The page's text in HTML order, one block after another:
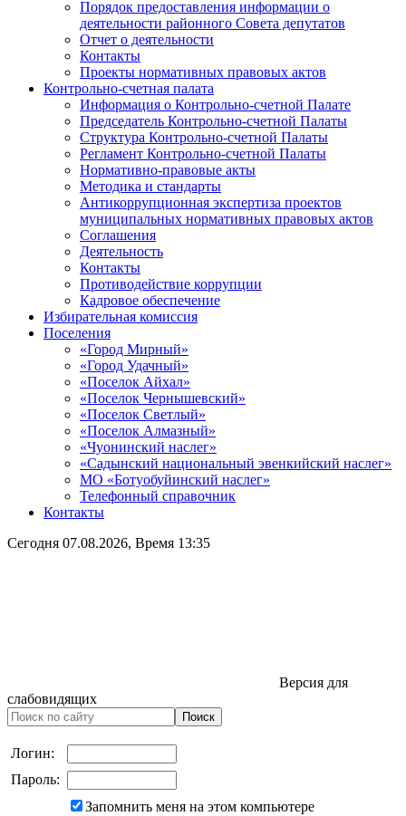
Порядок предоставления информации о
деятельности районного Совета депутатов
Отчет о деятельности
Контакты
Проекты нормативных правовых актов
Контрольно-счетная палата
Информация о Контрольно-счетной Палате
Председатель Контрольно-счетной Палаты
Структура Контрольно-счетной Палаты
Регламент Контрольно-счетной Палаты
Нормативно-правовые акты
Методика и стандарты
Антикоррупционная экспертиза проектов
муниципальных нормативных правовых актов
Соглашения
Деятельность
Контакты
Противодействие коррупции
Кадровое обеспечение
Избирательная комиссия
Поселения
«Город Мирный»
«Город Удачный»
«Поселок Айхал»
«Поселок Чернышевский»
«Поселок Светлый»
«Поселок Алмазный»
«Чуонинский наслег»
«Садынский национальный эвенкийский наслег»
МО «Ботуобуйинский наслег»
Телефонный справочник
Контакты
Сегодня 07.08.2026, Время 13:35
Версия для
слабовидящих
Логин:
Пароль:
Запомнить меня на этом компьютере